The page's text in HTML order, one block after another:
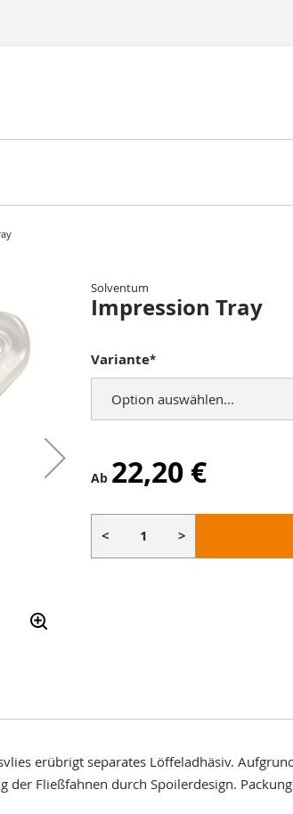
Solventum
Impression Tray
Variante
Ab 22,20 €
< >
erübrigt separates Löffeladhäsiv.
Fließfahnen durch Spoilerdesign.